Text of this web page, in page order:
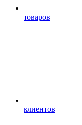
товаров
клиентов